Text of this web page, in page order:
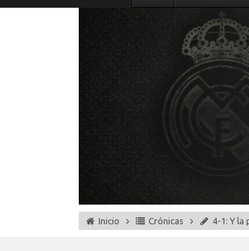
Inicio Crónicas 4-1: Y la